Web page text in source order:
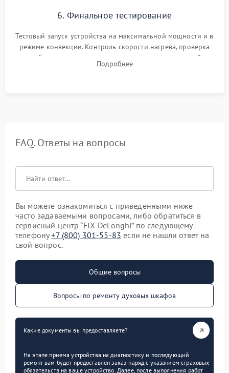
6. Финальное тестирование
Тестовый запуск устройства на максимальной мощности и в
режиме конвекции. Контроль скорости нагрева, проверка
срабатывания термостата при достижении заданной
температуры и тест на отсутствие утечек тока.
Подробнее
FAQ. Ответы на вопросы
Вы можете ознакомиться с приведенными ниже
часто задаваемыми вопросами, либо обратиться в
сервисный центр “FIX-DeLonghi” по следующему
телефону+7 (800) 301-55-83 если не нашли ответ на
свой вопрос.
Общие вопросы
Вопросы по ремонту духовых шкафов
Какие документы вы предоставляете?
На этапе приема устройства на диагностику и последующий
ремонт вам будет предоставлен заказ-наряд с указанием страховых
обязательств на ваше устройство. Далее, после выполнения работ